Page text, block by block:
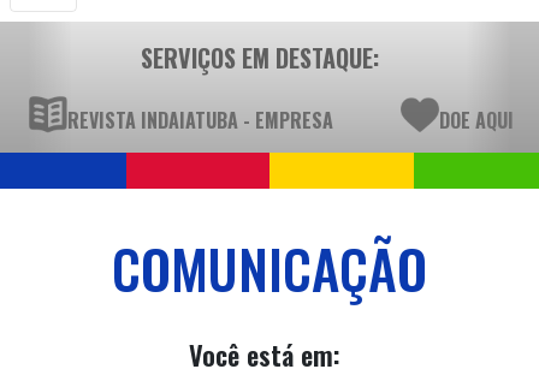
SERVIÇOS EM DESTAQUE:
REVISTA INDAIATUBA - EMPRESA DOE AQUI
COMUNICAÇÃO
Você está em: